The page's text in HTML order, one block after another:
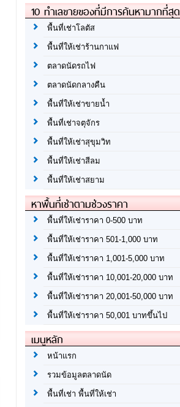
10 ทำเลขายของที่มีการค้นหามากที่สุด
พื้นที่เช่าโลตัส
พื้นที่ให้เช่าร้านกาแฟ
ตลาดนัดรถไฟ
ตลาดนัดกลางคืน
พื้นที่ให้เช่าขายน้ำ
พื้นที่เช่าจตุจักร
พื้นที่ให้เช่าสุขุมวิท
พื้นที่ให้เช่าสีลม
พื้นที่ให้เช่าสยาม
หาพื้นที่เช่าตามช่วงราคา
พื้นที่ให้เช่าราคา 0-500 บาท
พื้นที่ให้เช่าราคา 501-1,000 บาท
พื้นที่ให้เช่าราคา 1,001-5,000 บาท
พื้นที่ให้เช่าราคา 10,001-20,000 บาท
พื้นที่ให้เช่าราคา 20,001-50,000 บาท
พื้นที่ให้เช่าราคา 50,001 บาทขึ้นไป
เมนูหลัก
หน้าแรก
รวมข้อมูลตลาดนัด
พื้นที่เช่า พื้นที่ให้เช่า